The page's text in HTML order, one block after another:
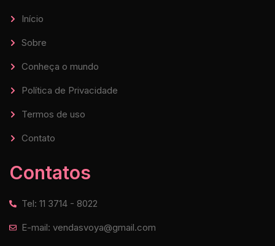
Início
Sobre
Conheça o mundo
Política de Privacidade
Termos de uso
Contato
Contatos
Tel: 11 3714 - 8022
E-mail: vendasvoya@gmail.com